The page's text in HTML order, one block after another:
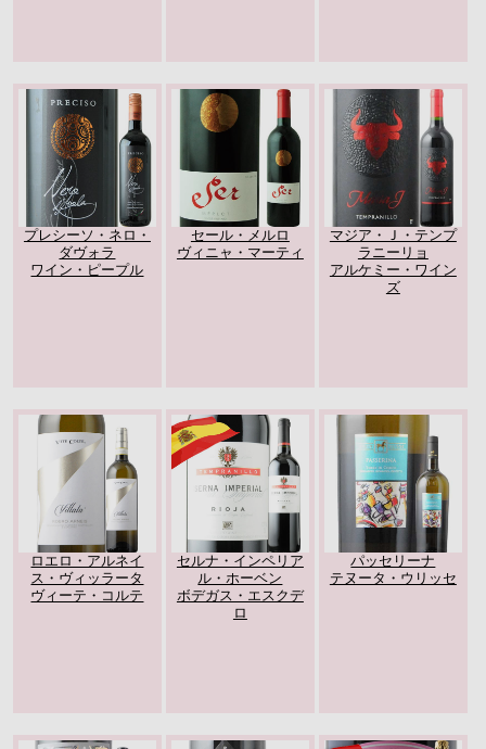
プレシーソ・ネロ・
ダヴォラ
ワイン・ピープル
セール・メルロ
ヴィニャ・マーティ
マジア・Ｊ・テンプ
ラニーリョ
アルケミー・ワイン
ズ
ロエロ・アルネイ
ス・ヴィッラータ
ヴィーテ・コルテ
セルナ・インペリア
ル・ホーベン
ボデガス・エスクデ
ロ
パッセリーナ
テヌータ・ウリッセ